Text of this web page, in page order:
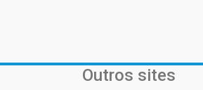
Outros sites